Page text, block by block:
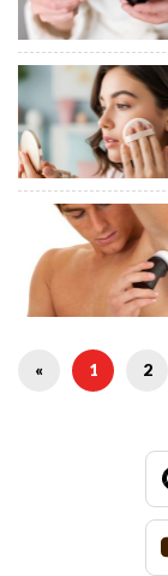
« 1 2